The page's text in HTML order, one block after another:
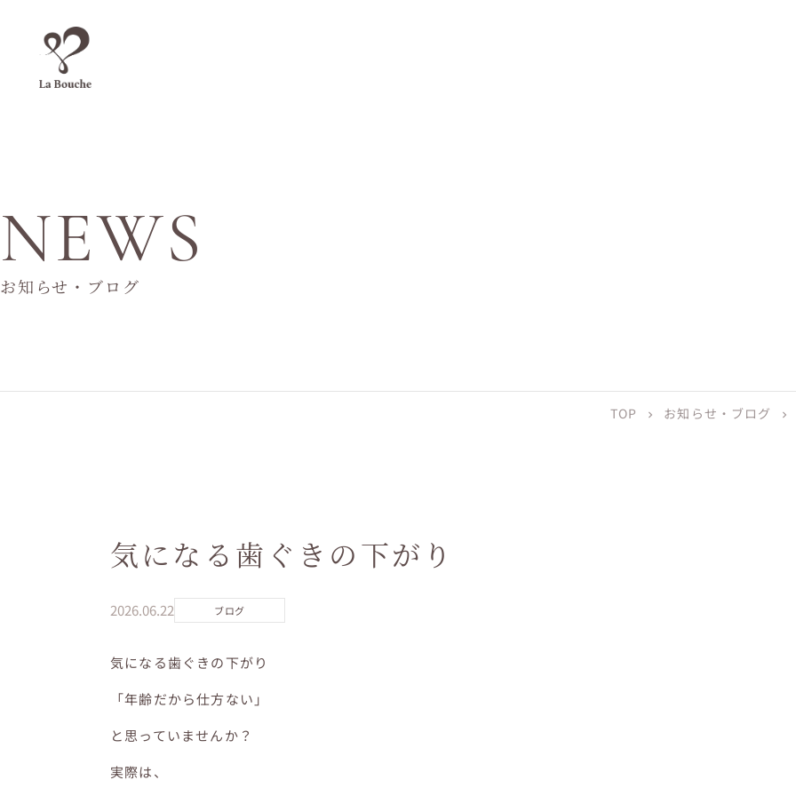
NEWS
お知らせ・ブログ
TOP chevron_right お知らせ・ブログ chevron_right
気になる歯ぐきの下がり
2026.06.22 ブログ
気になる歯ぐきの下がり
「年齢だから仕方ない」
と思っていませんか？
実際は、